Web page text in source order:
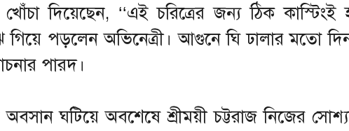
দিয়েছেন, ‘‘এই চরিত্রের জন্য ঠিক কাস্টিংই
গিয়ে পড়লেন অভিনেত্রী। আগুনে ঘি ঢালার মতো
পারদ।
ঘটিয়ে অবশেষে শ্রীময়ী চট্টরাজ নিজের